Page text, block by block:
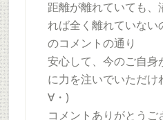
距離が離れていても、
れば全く離れていない
のコメントの通り
安心して、今のご自身
に力を注いでいただけ
∀・)
コメントありがとうご